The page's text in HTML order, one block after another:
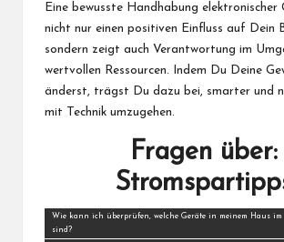
Eine bewusste Handhabung elektronischer
nicht nur einen positiven Einfluss auf Dein
sondern zeigt auch Verantwortung im
wertvollen Ressourcen. Indem Du Deine
änderst, trägst Du dazu bei, smarter und
mit Technik umzugehen.
Fragen über:
Wie kann ich überprüfen, welche Geräte in meinem Haus im
sind?